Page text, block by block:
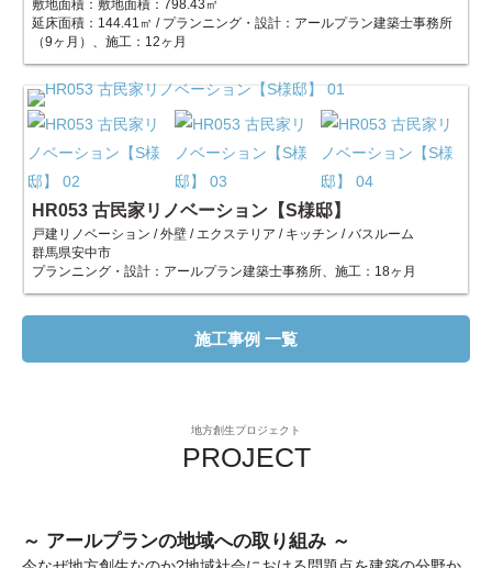
敷地面積：敷地面積：798.43㎡
延床面積：144.41㎡ / プランニング・設計：アールプラン建築士事務所
（9ヶ月）、施工：12ヶ月
HR053 古民家リノベーション【S様邸】
戸建リノベーション / 外壁 / エクステリア / キッチン / バスルーム
群馬県安中市
プランニング・設計：アールプラン建築士事務所、施工：18ヶ月
施工事例 一覧
地方創生プロジェクト
PROJECT
～ アールプランの地域への取り組み ～